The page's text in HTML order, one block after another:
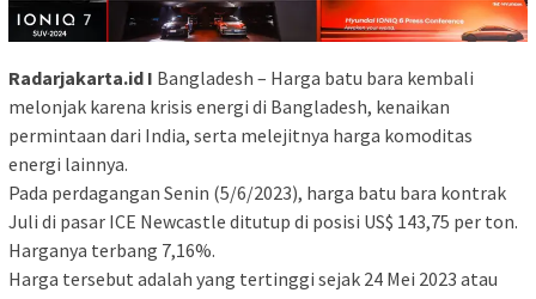
Radarjakarta.id I Bangladesh – Harga batu bara kembali
melonjak karena krisis energi di Bangladesh, kenaikan
permintaan dari India, serta melejitnya harga komoditas
energi lainnya.
Pada perdagangan Senin (5/6/2023), harga batu bara kontrak
Juli di pasar ICE Newcastle ditutup di posisi US$ 143,75 per ton.
Harganya terbang 7,16%.
Harga tersebut adalah yang tertinggi sejak 24 Mei 2023 atau